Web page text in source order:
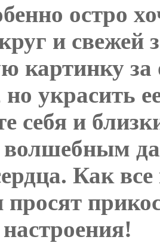
остро
и
картинку
украсить
себя и
волшебным
Как
просят